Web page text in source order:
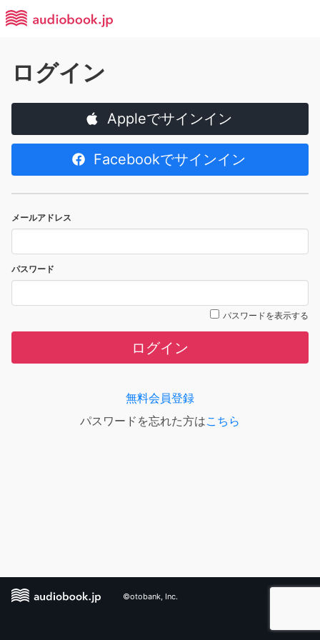
ログイン
Appleでサインイン
Facebookでサインイン
メールアドレス
パスワード
パスワードを表示する
ログイン
無料会員登録
パスワードを忘れた方はこちら
©otobank, Inc.